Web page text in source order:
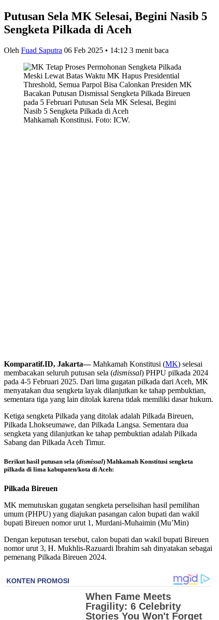
Putusan Sela MK Selesai, Begini Nasib 5
Sengketa Pilkada di Aceh
Oleh Fuad Saputra 06 Feb 2025 • 14:12 3 menit baca
Mahkamah Konstitusi. Foto: ICW.
Komparatif.ID, Jakarta—Mahkamah Konstitusi (MK) selesai
membacakan seluruh putusan sela (dismissal) PHPU pilkada 2024
pada 4-5 Februari 2025. Dari lima gugatan pilkada dari Aceh, MK
menyatakan dua sengketa layak dilanjutkan ke tahap pembuktian,
sementara tiga yang lain ditolak karena tidak memiliki dasar hukum.
Ketiga sengketa Pilkada yang ditolak adalah Pilkada Bireuen,
Pilkada Lhokseumawe, dan Pilkada Langsa. Sementara dua
sengketa yang dilanjutkan ke tahap pembuktian adalah Pilkada
Sabang dan Pilkada Aceh Timur.
Berikut hasil putusan sela (dismissal) Mahkamah Konstitusi sengketa
pilkada di lima kabupaten/kota di Aceh:
Pilkada Bireuen
MK memutuskan gugatan sengketa perselisihan hasil pemilihan
umum (PHPU) yang diajukan pasangan calon bupati dan wakil
bupati Bireuen nomor urut 1, Murdani-Muhaimin (Mu’Min)
Dengan keputusan tersebut, calon bupati dan wakil bupati Bireuen
nomor urut 3, H. Mukhlis-Razuardi Ibrahim sah dinyatakan sebagai
pemenang Pilkada Bireuen 2024.